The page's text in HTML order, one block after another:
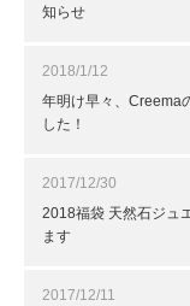
知らせ
2018/1/12
年明け早々、Creema
した！
2017/12/30
2018福袋 天然石ジュ
ます
2017/12/11